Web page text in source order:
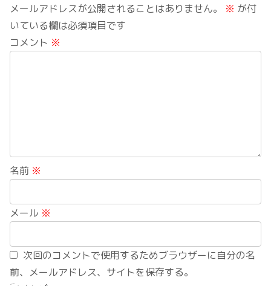
メールアドレスが公開されることはありません。 ※ が付
いている欄は必須項目です
コメント ※
名前 ※
メール ※
次回のコメントで使用するためブラウザーに自分の名
前、メールアドレス、サイトを保存する。